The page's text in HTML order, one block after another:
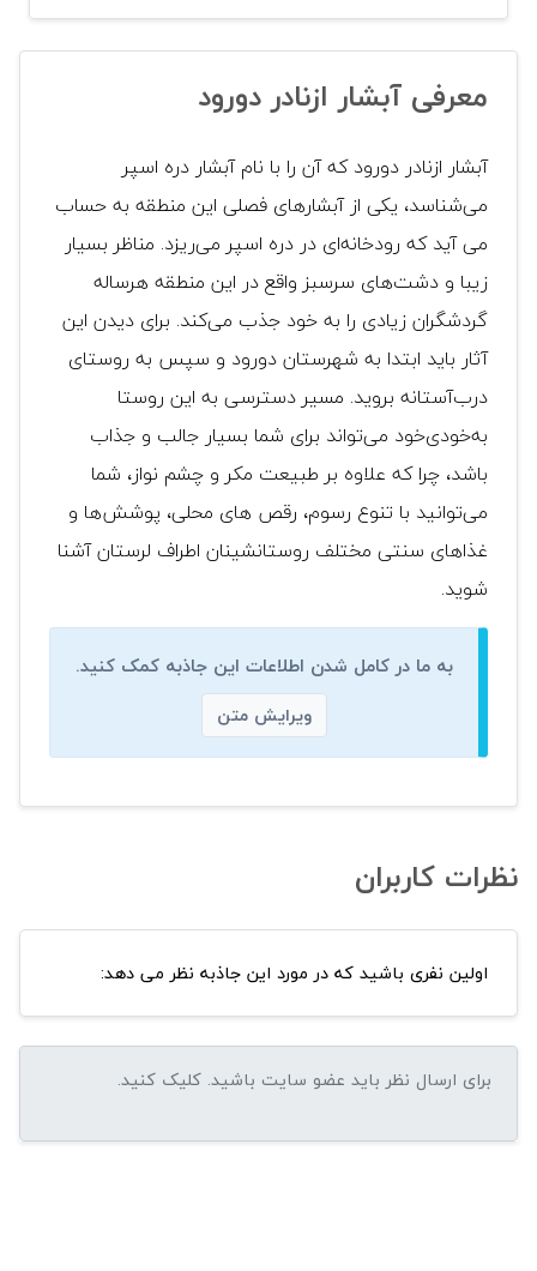
معرفی آبشار ازنادر دورود
آبشار ازنادر دورود که آن را با نام آبشار دره اسپر
می‌شناسد، یکی از آبشارهای فصلی این منطقه به حساب
می آید که رودخانه‌ای در دره اسپر می‌ریزد. مناظر بسیار
زیبا و دشت‌های سرسبز واقع در این منطقه هرساله
گردشگران زیادی را به خود جذب می‌کند. برای دیدن این
آثار باید ابتدا به شهرستان دورود و سپس به روستای
درب‌آستانه بروید. مسیر دسترسی به این روستا
به‌خودی‌خود می‌تواند برای شما بسیار جالب و جذاب
باشد، چرا که علاوه بر طبیعت مکر و چشم نواز، شما
می‌توانید با تنوع رسوم، رقص های محلی، پوشش‌ها و
غذاهای سنتی مختلف روستانشینان اطراف لرستان آشنا
شوید.
به ما در کامل شدن اطلاعات این جاذبه کمک کنید.
ویرایش متن
نظرات کاربران
اولین نفری باشید که در مورد این جاذبه نظر می دهد: